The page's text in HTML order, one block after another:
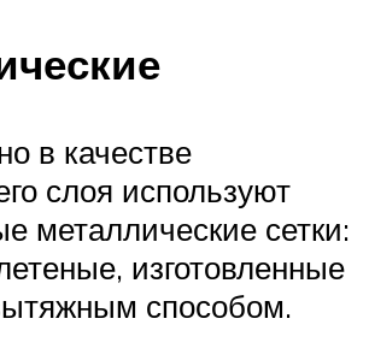
в качестве
слоя используют
металлические сетки:
изготовленные
способом.